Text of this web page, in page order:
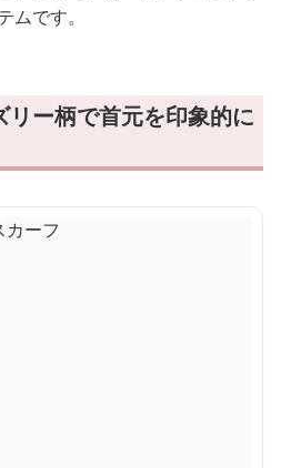
ムです。
リー柄で首元を印象的に